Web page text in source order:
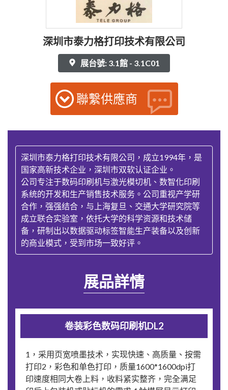
深圳市泰力格打印技术有限公司
展台號: 3.1館 - 3.1C01
聯繫供應商
深圳市泰力格打印技术有限公司，成立1994年，是
国家高新技术企业，深圳市双软认证企业。
公司专注于数码印刷机与激光模切机、数智化印刷
系统的开发和生产销售技术服务。公司重视产学研
合作，强强结合，与上海复旦、交通大学研究院等
成立联合实验室，依托大学的科学资源和技术储
备，研制出以数据驱动标签智能生产装备以及创新
的商业模式，受到市场一致好评。
展品詳情
卷装彩色数码印刷机DL2
1，采用页宽喷墨技术，实现快速、高质量、按需
打印2，彩色和单色打印，质量1600*1600dpi打
印速度相同大卷上料，收料紧实整齐，完全满足